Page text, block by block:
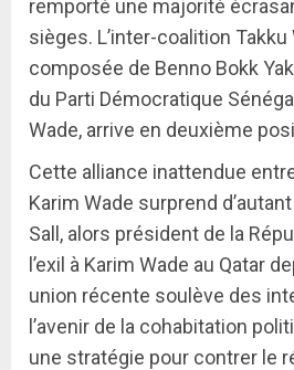
remporté une majorité
sièges. L’inter-coalition Takku
composée de Benno Bokk
du Parti Démocratique
Wade, arrive en deuxième
Cette alliance inattendue
Karim Wade surprend
Sall, alors président de la
l’exil à Karim Wade au Qatar
union récente soulève des
l’avenir de la cohabitation
une stratégie pour contrer le